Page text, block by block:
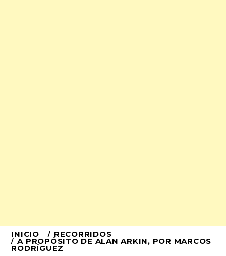
Ir
al
INICIO RECORRIDOS
A PROPÓSITO DE ALAN ARKIN, POR MARCOS
RODRÍGUEZ